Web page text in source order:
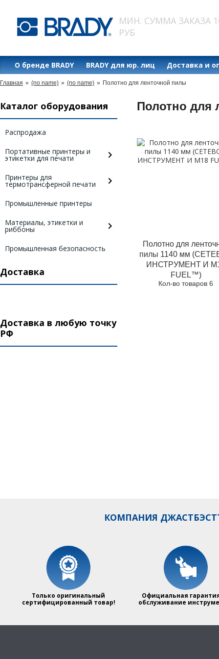
МИН. СУММА ЗАКАЗА
РУБ
О бренде BRADY BRADY для юр. лиц Доставка и
Каталог оборудования
Распродажа
Портативные принтеры и
этикетки для печати
Принтеры для
термотрансферной печати
Промышленные принтеры
Материалы, этикетки и
риббоны
Промышленная безопасность
Доставка
Доставка в любую точку
РФ
Главная » (no name) » (no name) » Полотно для ленточной пилы
Полотно для
Полотно для
пилы 1140 мм
ИНСТРУМЕНТ И
FUEL™)
Кол-во товаров 6
КОМПАНИЯ
Только оригинальный
сертифицированный товар!
Официальная
обслуживание